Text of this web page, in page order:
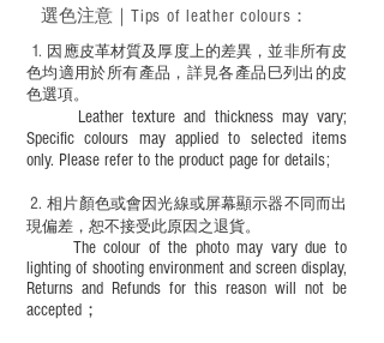
適合六歲以下兒童使用；六至十二歲兒童
必須由成年人陪同下使用並應小心處理。
1. ​ 因應皮革材質及厚度上的差異，並非所有皮
色均適用於所有產品，詳見各產品巳列出的皮
色選項。
Leather texture and thickness may vary;
Specific colours may applied to selected items
only. Please refer to the product page for details;
​2.相片顏色或會因光線或屏幕顯示器不同而出
現偏差，恕不接受此原因之退貨。
The colour of the photo may vary due to
lighting of shooting environment and screen display,
Returns and Refunds for this reason will not be
accepted；
選色注意｜ Tips of leather colours ：